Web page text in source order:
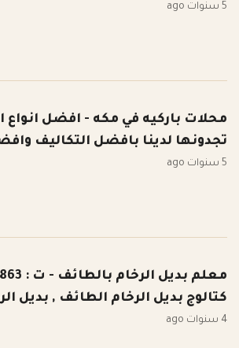
5 سنوات ago
محلات باركيه في مكه - افضل انواع
تجدونها لدينا بافضل التكاليف
5 سنوات ago
معلم بديل
كتالوج بديل الرخام الطائف , بديل
4 سنوات ago